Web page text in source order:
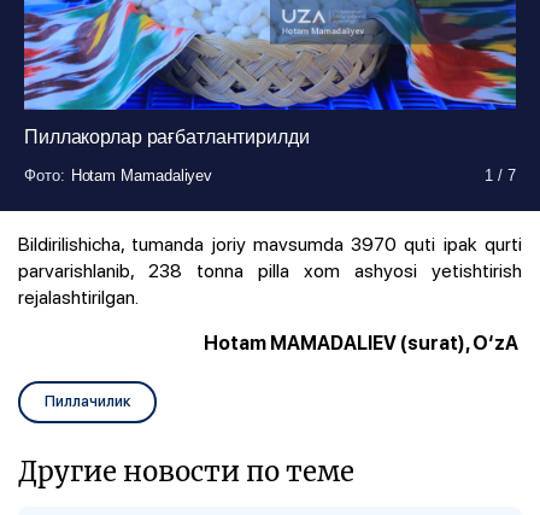
Пиллакорлар рағбатлантирилди
Фото: Hotam Mamadaliyev 1 /7
Фото: Hotam Mamadaliyev 1 /7
Фото: Hotam Mamadaliyev 1 /7
Фото: Hotam Mamadaliyev 1 /7
Фото: Hotam Mamadaliyev 1 /7
Фото: Hotam Mamadaliyev 1 /7
Фото: Hotam Mamadaliyev 1 /7
Bildirilishicha, tumanda joriy mavsumda 3970 quti ipak qurti
parvarishlanib, 238 tonna pilla xom ashyosi yetishtirish
rejalashtirilgan.
Hotam MAMADALIEV (surat), O‘zA
Пиллачилик
Другие новости по теме